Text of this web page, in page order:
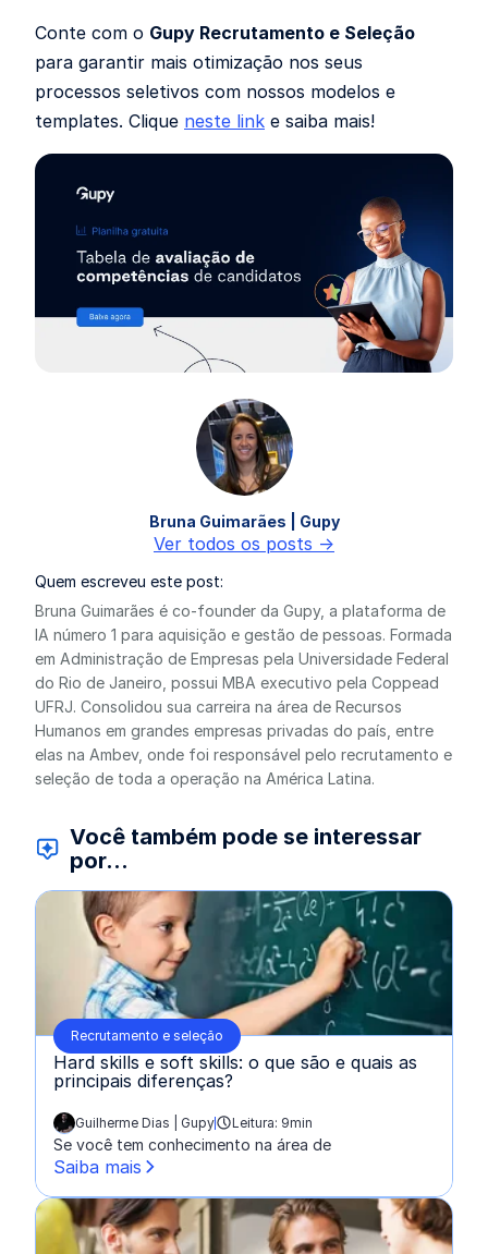
Conte com o Gupy Recrutamento e Seleção
para garantir mais otimização nos seus
processos seletivos com nossos modelos e
templates. Clique neste link e saiba mais!
Bruna Guimarães | Gupy
Ver todos os posts ->
Quem escreveu este post:
Bruna Guimarães é co-founder da Gupy, a plataforma de
IA número 1 para aquisição e gestão de pessoas. Formada
em Administração de Empresas pela Universidade Federal
do Rio de Janeiro, possui MBA executivo pela Coppead
UFRJ. Consolidou sua carreira na área de Recursos
Humanos em grandes empresas privadas do país, entre
elas na Ambev, onde foi responsável pelo recrutamento e
seleção de toda a operação na América Latina.
Você também pode se interessar
por...
Recrutamento e seleção
Hard skills e soft skills: o que são e quais as
principais diferenças?
escrito por:
Guilherme Dias | Gupy Leitura: 9min
Se você tem conhecimento na área de
Saiba mais